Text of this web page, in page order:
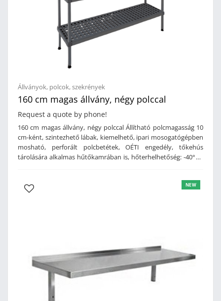
Állványok, polcok, szekrények
160 cm magas állvány, négy polccal
Request a quote by phone!
160 cm magas állvány, négy polccal Állítható polcmagasság 10
cm-ként, szintezhető lábak, kiemelhető, ipari mosogatógépben
mosható, perforált polcbetétek, OÉTI engedély, tőkehús
tárolására alkalmas hűtőkamrában is, hőterhelhetőség: -40°C -
Olaszország.
NEW